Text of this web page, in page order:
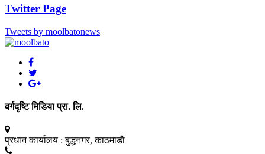
Twitter Page
Tweets by moolbatonews
वर्गदृष्टि मिडिया प्रा. लि.
प्रधान कार्यालय : बुद्धनगर, काठमाडाैं